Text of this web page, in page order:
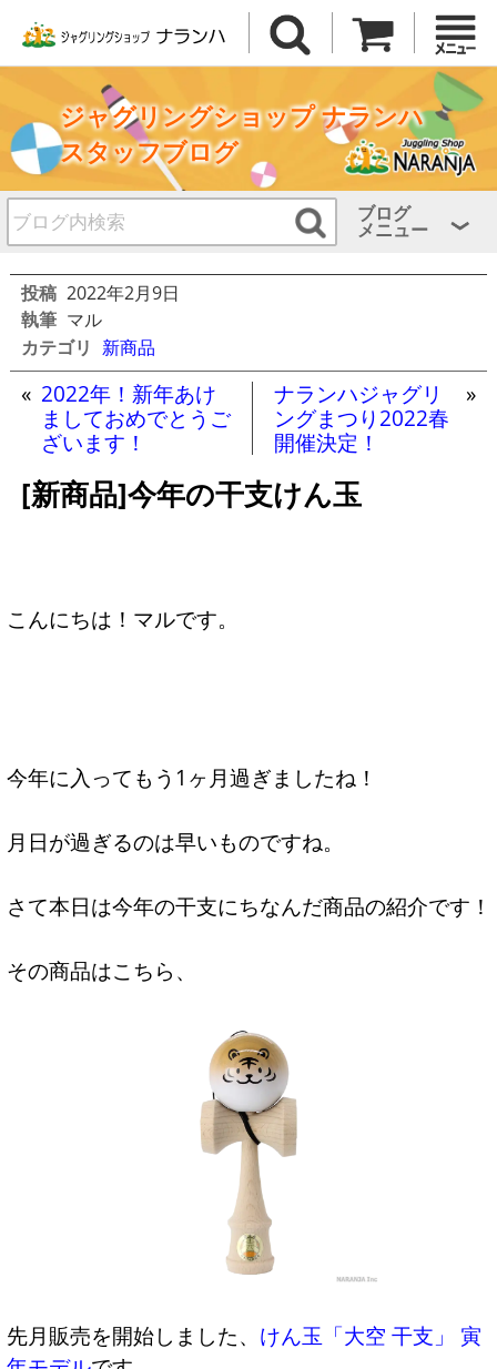
ジャグリングショップ ナランハ
スタッフブログ
ブログ
メニュー
投稿 2022年2月9日
執筆 マル
カテゴリ 新商品
« 2022年！新年あけ
ましておめでとうご
ざいます！
ナランハジャグリ
ングまつり2022春
開催決定！
»
[新商品]今年の干支けん玉
こんにちは！マルです。
今年に入ってもう1ヶ月過ぎましたね！
月日が過ぎるのは早いものですね。
さて本日は今年の干支にちなんだ商品の紹介です！
その商品はこちら、
先月販売を開始しました、 けん玉「大空 干支」 寅